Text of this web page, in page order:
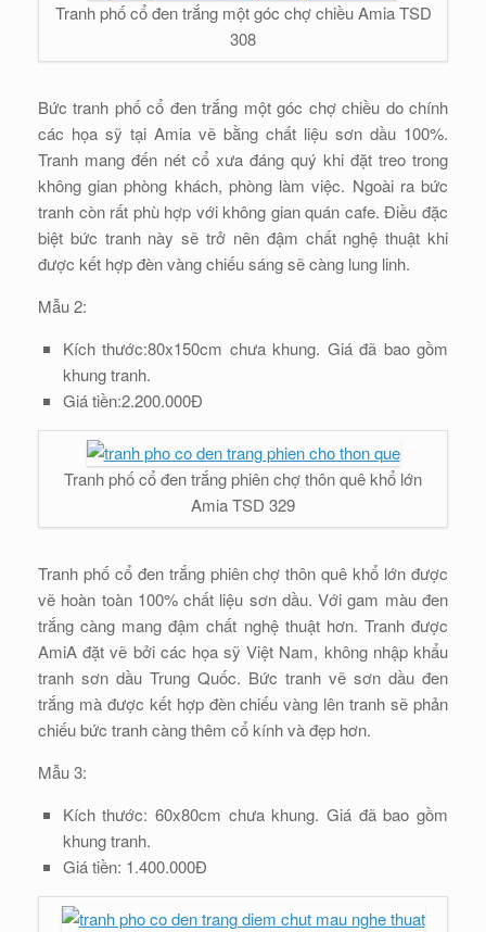
Tranh phố cổ đen trắng một góc chợ chiều Amia TSD
308
Bức tranh phố cổ đen trắng một góc chợ chiều do chính
các họa sỹ tại Amia vẽ bằng chất liệu sơn dầu 100%.
Tranh mang đến nét cổ xưa đáng quý khi đặt treo trong
không gian phòng khách, phòng làm việc. Ngoài ra bức
tranh còn rất phù hợp với không gian quán cafe. Điều đặc
biệt bức tranh này sẽ trở nên đậm chất nghệ thuật khi
được kết hợp đèn vàng chiếu sáng sẽ càng lung linh.
Mẫu 2:
Kích thước:80x150cm chưa khung. Giá đã bao gồm
khung tranh.
Giá tiền:2.200.000Đ
Tranh phố cổ đen trắng phiên chợ thôn quê khổ lớn
Amia TSD 329
Tranh phố cổ đen trắng phiên chợ thôn quê khổ lớn được
vẽ hoàn toàn 100% chất liệu sơn dầu. Với gam màu đen
trắng càng mang đậm chất nghệ thuật hơn. Tranh được
AmiA đặt vẽ bởi các họa sỹ Việt Nam, không nhập khẩu
tranh sơn dầu Trung Quốc. Bức tranh vẽ sơn dầu đen
trắng mà được kết hợp đèn chiếu vàng lên tranh sẽ phản
chiếu bức tranh càng thêm cổ kính và đẹp hơn.
Mẫu 3:
Kích thước: 60x80cm chưa khung. Giá đã bao gồm
khung tranh.
Giá tiền: 1.400.000Đ